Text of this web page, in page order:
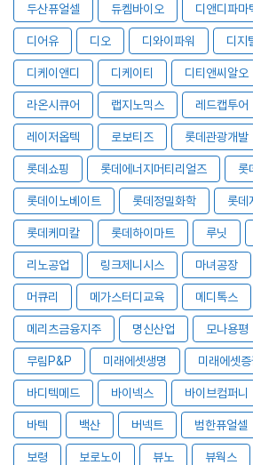
두산퓨얼셀 듀켐바이오 디앤디파마
디어유 디오 디와이파워 디지
디케이앤디 디케이티 디티앤씨알오
라온시큐어 랩지노믹스 레드캡투어
레이저옵텍 로보티즈 롯데관광개발
롯데쇼핑 롯데에너지머티리얼즈 롯
롯데이노베이트 롯데정밀화학 롯데
롯데케미칼 롯데하이마트 루닛
리노공업 링크제니시스 마녀공장
머큐리 메가스터디교육 메디톡스
메리츠금융지주 명신산업 모나용평
무림P&P 미래에셋생명 미래에셋증
바디텍메드 바이넥스 바이브컴퍼니
바텍 백산 버넥트 범한퓨얼셀
보령 보로노이 뷰노 뷰웍스